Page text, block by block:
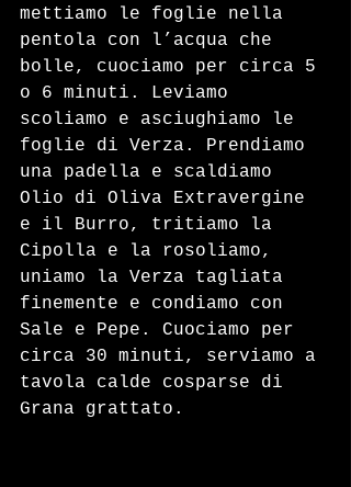
mettiamo le foglie nella
pentola con l’acqua che
bolle, cuociamo per circa 5
o 6 minuti. Leviamo
scoliamo e asciughiamo le
foglie di Verza. Prendiamo
una padella e scaldiamo
Olio di Oliva Extravergine
e il Burro, tritiamo la
Cipolla e la rosoliamo,
uniamo la Verza tagliata
finemente e condiamo con
Sale e Pepe. Cuociamo per
circa 30 minuti, serviamo a
tavola calde cosparse di
Grana grattato.